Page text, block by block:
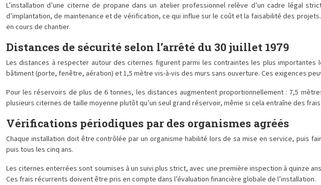
L’installation d’une citerne de propane dans un atelier professionnel relève d’un cadre légal
d’implantation, de maintenance et de vérification, ce qui influe sur le coût et la faisabilité des
en cours de chantier.
Distances de sécurité selon l’arrêté du 30 juillet 1979
Les distances à respecter autour des citernes figurent parmi les contraintes les plus
bâtiment (porte, fenêtre, aération) et 1,5 mètre vis-à-vis des murs sans ouverture. Ces exigences
Pour les réservoirs de plus de 6 tonnes, les distances augmentent proportionnellement : 7,5
plusieurs citernes de taille moyenne plutôt qu’un seul grand réservoir, même si cela entraîne des
Vérifications périodiques par des organismes agréés
Chaque installation doit être contrôlée par un organisme habilité lors de sa mise en service, puis
puis tous les cinq ans.
Les citernes enterrées sont soumises à un suivi plus strict, avec une première inspection à quinze
Ces frais récurrents doivent être pris en compte dans l’évaluation financière globale de l’installation.